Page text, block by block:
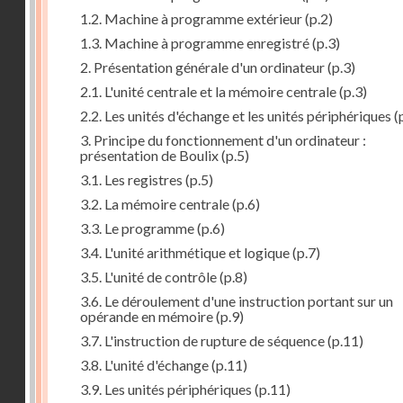
1.2. Machine à programme extérieur(p.2)
1.3. Machine à programme enregistré(p.3)
2. Présentation générale d'un ordinateur(p.3)
2.1. L'unité centrale et la mémoire centrale(p.3)
2.2. Les unités d'échange et les unités périphériques
3. Principe du fonctionnement d'un ordinateur :
présentation de Boulix(p.5)
3.1. Les registres (p.5)
3.2. La mémoire centrale(p.6)
3.3. Le programme(p.6)
3.4. L'unité arithmétique et logique(p.7)
3.5. L'unité de contrôle(p.8)
3.6. Le déroulement d'une instruction portant sur un
opérande en mémoire(p.9)
3.7. L'instruction de rupture de séquence(p.11)
3.8. L'unité d'échange(p.11)
3.9. Les unités périphériques (p.11)